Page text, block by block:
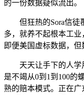
的一份数据疑似流出。
但狂热的Sora信徒
多，就养不起根本工业
即便美国虚标数据，但
天天让手下的人学
是不竭从0到1到100的
熟的赔本模式。正在